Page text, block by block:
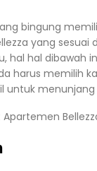
bingung
yang sesuai
hal hal dibawah
harus memilih
untuk menunjang